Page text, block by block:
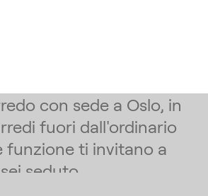
con sede a Oslo, in
fuori dall'ordinario
funzione ti invitano a
seduto.